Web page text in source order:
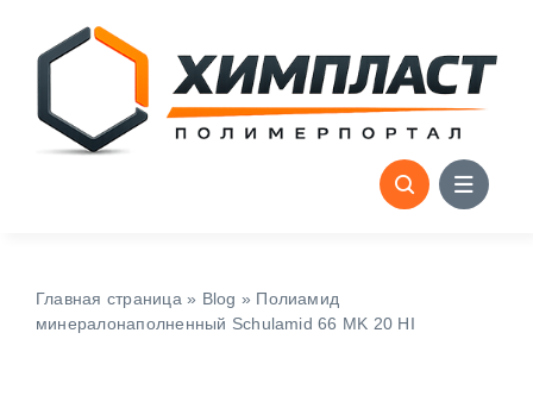
content
Главная страница » Blog » Полиамид
минералонаполненный Schulamid 66 MK 20 HI